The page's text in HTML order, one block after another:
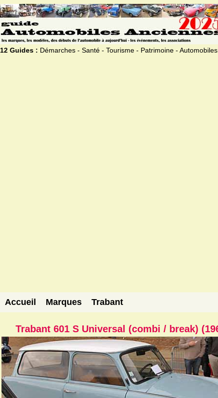
12 Guides : Démarches - Santé - Tourisme - Patrimoine - Automobiles
Accueil Marques Trabant
Trabant 601 S Universal (combi / break)